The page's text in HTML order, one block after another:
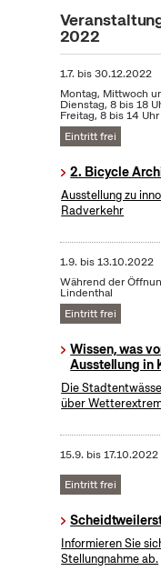
2022
1.7. bis30.12.2022
Montag, Mittwoch
Dienstag, 8 bis 18
Freitag, 8 bis 14 Uhr
Eintritt frei
2. Bicycle
Ausstellung zu
Radverkehr
1.9. bis13.10.2022
Während der
Lindenthal
Eintritt frei
Wissen, was
Ausstellung in
Die
über
15.9. bis17.10.2022
Eintritt frei
Informieren Sie
Stellungnahme ab.